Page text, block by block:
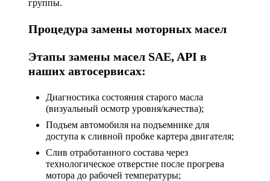
группы.
Процедура замены моторных масел
Этапы замены масел SAE, API в
наших автосервисах:
Диагностика состояния старого масла
(визуальный осмотр уровня/качества);
Подъем автомобиля на подъемнике для
доступа к сливной пробке картера двигателя;
Слив отработанного состава через
технологическое отверстие после прогрева
мотора до рабочей температуры;